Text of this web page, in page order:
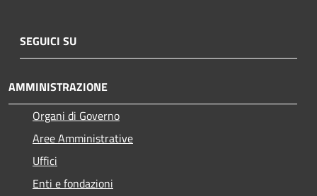
SEGUICI SU
AMMINISTRAZIONE
Organi di Governo
Aree Amministrative
Uffici
Enti e fondazioni